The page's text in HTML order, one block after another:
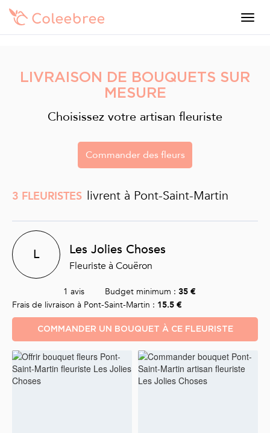
LIVRAISON DE BOUQUETS SUR
MESURE
Choisissez votre artisan fleuriste
Commander des fleurs
3 FLEURISTES livrent à Pont-Saint-Martin
L Les Jolies Choses
Fleuriste à Couëron
1 avis Budget minimum : 35 €
Frais de livraison à Pont-Saint-Martin : 15.5 €
COMMANDER UN BOUQUET À CE FLEURISTE